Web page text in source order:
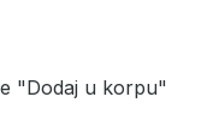
"Dodaj u korpu"